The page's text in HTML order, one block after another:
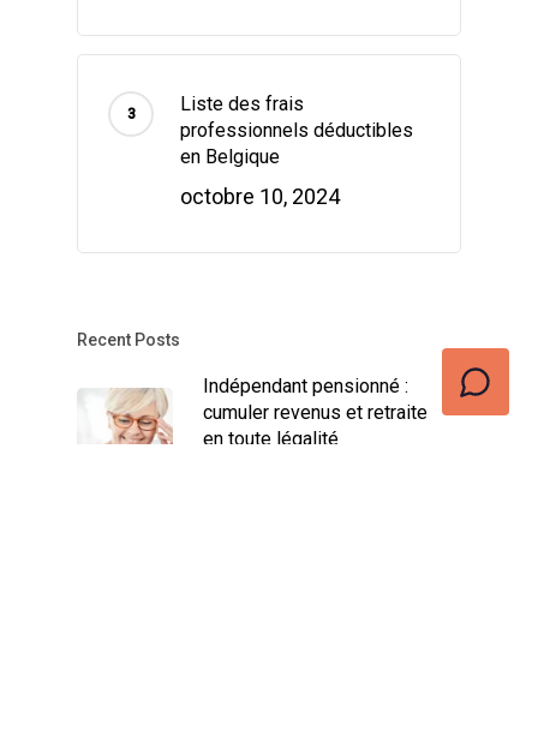
Liste des frais
professionnels déductibles
en Belgique
octobre 10, 2024
Recent Posts
Indépendant pensionné :
cumuler revenus et retraite
en toute légalité